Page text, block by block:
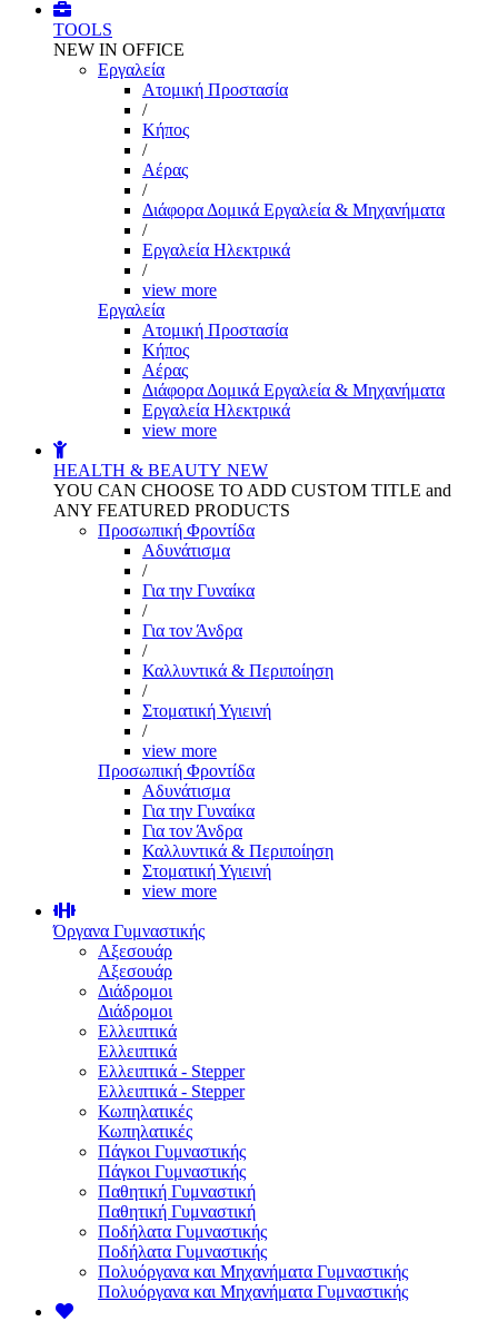
TOOLS
NEW IN OFFICE
Εργαλεία
Aτομική Προστασία
/
Kήπος
/
Αέρας
/
Διάφορα Δομικά Εργαλεία & Μηχανήματα
/
Εργαλεία Ηλεκτρικά
/
view more
Εργαλεία
Aτομική Προστασία
Kήπος
Αέρας
Διάφορα Δομικά Εργαλεία & Μηχανήματα
Εργαλεία Ηλεκτρικά
view more
HEALTH & BEAUTY NEW
YOU CAN CHOOSE TO ADD CUSTOM TITLE and
ANY FEATURED PRODUCTS
Προσωπική Φροντίδα
Αδυνάτισμα
/
Για την Γυναίκα
/
Για τον Άνδρα
/
Καλλυντικά & Περιποίηση
/
Στοματική Υγιεινή
/
view more
Προσωπική Φροντίδα
Αδυνάτισμα
Για την Γυναίκα
Για τον Άνδρα
Καλλυντικά & Περιποίηση
Στοματική Υγιεινή
view more
Όργανα Γυμναστικής
Αξεσουάρ
Αξεσουάρ
Διάδρομοι
Διάδρομοι
Ελλειπτικά
Ελλειπτικά
Ελλειπτικά - Stepper
Ελλειπτικά - Stepper
Κωπηλατικές
Κωπηλατικές
Πάγκοι Γυμναστικής
Πάγκοι Γυμναστικής
Παθητική Γυμναστική
Παθητική Γυμναστική
Ποδήλατα Γυμναστικής
Ποδήλατα Γυμναστικής
Πολυόργανα και Μηχανήματα Γυμναστικής
Πολυόργανα και Μηχανήματα Γυμναστικής